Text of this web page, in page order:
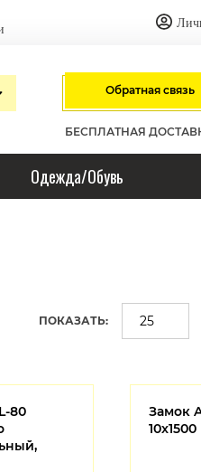
Обратная связь
БЕСПЛАТНАЯ
Одежда/Обувь
ПОКАЗАТЬ:
80
Замок